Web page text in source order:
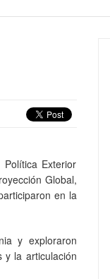
Exterior
Global,
en la
y exploraron
y la articulación